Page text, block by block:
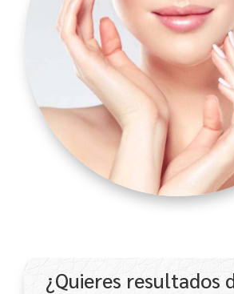
¿Quieres resultados